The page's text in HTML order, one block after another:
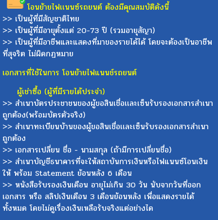
โอนย้ายไฟเเนนซ์รถยนต์ ต้องมีคุณสมบัติดังนี้
>> เป็นผู้ที่มีสัญชาติไทย
>> เป็นผู้ที่มีอายุตั้งแต่ 20-73 ปี (รวมอายุสัญา)
>> เป็นผู้ที่มีอาชีพและแสดงที่มาของรายได้ได้ โดยจะต้องเป็นอาชีพ
ที่สุจริต ไม่ผิดกฏหมาย
เอกสารที่ใช้ในการ โอนย้ายไฟแนนช์รถยนต์
ผู้เช่าซื้อ (ผู้ที่มีรายได้ประจำ)
>> สำเนาบัตรประชาชนของผู้ขอสินเชื่อเเละเซ็นรับรองเอกสารสำเนา
ถูกต้อง(พร้อมบัตรตัวจริง)
>> สำเนาทะเบียนบ้านของผู้ขอสินเชื่อเเละเซ็นรับรองเอกสารสำเนา
ถูกต้อง
>> เอกสารเปลี่ยน ชื่อ - นามสกุล (ถ้ามีการเปลี่ยนชื่อ)
>> สำเนาบัญชีธนาคารที่จะให้สถาบันการเงินหรือไฟแนนซ์โอนเงิน
ให้ พร้อม Statement ย้อนหลัง 6 เดือน
>> หนังสือรับรองเงินเดือน อายุไม่เกิน 30 วัน นับจากวันที่ออก
เอกสาร หรือ สลิปเงินเดือน 3 เดือนย้อนหลัง เพื่อแสดงรายได้
ทั้งหมด โดยไม่ดูเรื่องเงินเหลือรับจริงแต่อย่างได